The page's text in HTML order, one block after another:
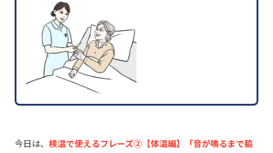
今日は、 検温で使えるフレーズ②【体温編】「音が鳴るまで脇